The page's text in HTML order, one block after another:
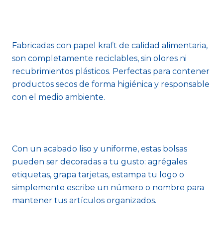
Fabricadas con papel kraft de calidad alimentaria,
son completamente reciclables, sin olores ni
recubrimientos plásticos. Perfectas para contener
productos secos de forma higiénica y responsable
con el medio ambiente.
Con un acabado liso y uniforme, estas bolsas
pueden ser decoradas a tu gusto: agrégales
etiquetas, grapa tarjetas, estampa tu logo o
simplemente escribe un número o nombre para
mantener tus artículos organizados.